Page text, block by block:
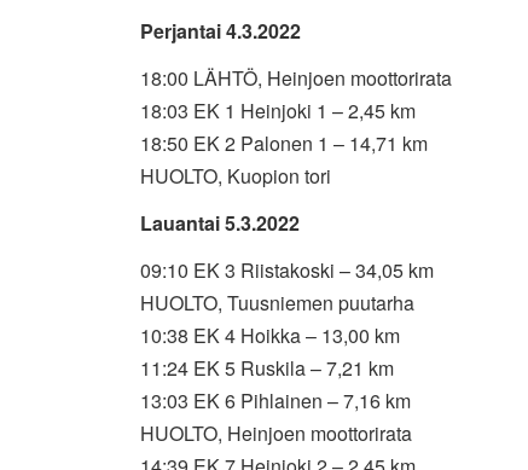
Perjantai 4.3.2022
18:00 LÄHTÖ, Heinjoen moottorirata
18:03 EK 1 Heinjoki 1 – 2,45 km
18:50 EK 2 Palonen 1 – 14,71 km
HUOLTO, Kuopion tori
Lauantai 5.3.2022
09:10 EK 3 Riistakoski – 34,05 km
HUOLTO, Tuusniemen puutarha
10:38 EK 4 Hoikka – 13,00 km
11:24 EK 5 Ruskila – 7,21 km
13:03 EK 6 Pihlainen – 7,16 km
HUOLTO, Heinjoen moottorirata